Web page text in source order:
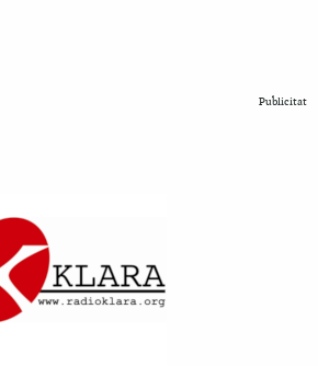
Publicitat